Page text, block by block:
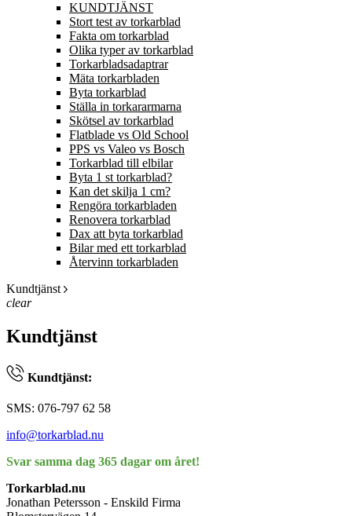
KUNDTJÄNST
Stort test av torkarblad
Fakta om torkarblad
Olika typer av torkarblad
Torkarbladsadaptrar
Mäta torkarbladen
Byta torkarblad
Ställa in torkararmarna
Skötsel av torkarblad
Flatblade vs Old School
PPS vs Valeo vs Bosch
Torkarblad till elbilar
Byta 1 st torkarblad?
Kan det skilja 1 cm?
Rengöra torkarbladen
Renovera torkarblad
Dax att byta torkarblad
Bilar med ett torkarblad
Återvinn torkarbladen
Kundtjänst
clear
Kundtjänst
Kundtjänst:
SMS: 076-797 62 58
info@torkarblad.nu
Svar samma dag 365 dagar om året!
Torkarblad.nu
Jonathan Petersson - Enskild Firma